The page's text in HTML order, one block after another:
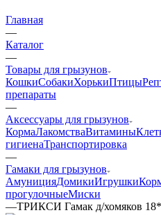
Главная
—
Каталог
—
Товары для грызунов
КошкиСобакиХорькиПтицы
препараты
—
Аксессуары для грызунов
КормаЛакомстваВитамины
гигиенаТранспортировка
—
Гамаки для грызунов
АмуницияДомикиИгрушки
прогулочныеМиски
—ТРИКСИ Гамак д/хомяков